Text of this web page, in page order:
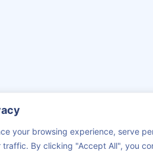
your browsing experience, serve
By clicking "Accept All", you